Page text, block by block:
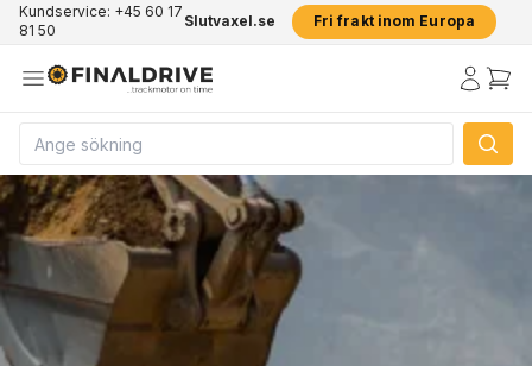
Kundservice: +45 60 17
81 50
Slutvaxel.se Fri frakt inom Europa